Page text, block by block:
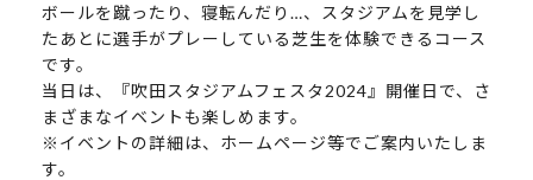
ボールを蹴ったり、寝転んだり…、スタジアムを見学し
たあとに選手がプレーしている芝生を体験できるコース
です。
当日は、『吹田スタジアムフェスタ2024』開催日で、さ
まざまなイベントも楽しめます。
※イベントの詳細は、ホームページ等でご案内いたしま
す。